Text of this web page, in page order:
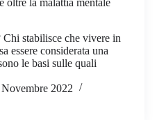
Chi stabilisce che vivere in
essere considerata una
le basi sulle quali
2022